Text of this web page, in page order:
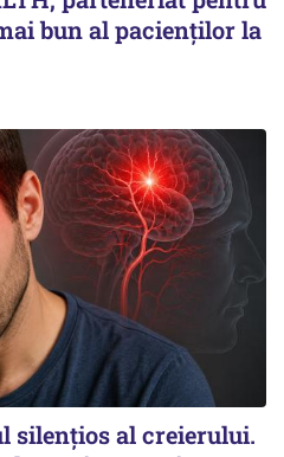
bun al pacienților la
silențios al creierului.